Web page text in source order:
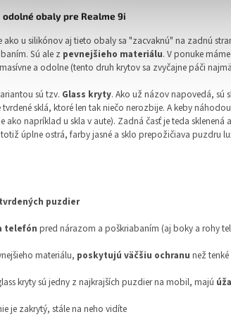
odolné obaly pre Realme 9i
ako u silikónov aj tieto obaly sa "zacvaknú" na zadnú
Sú ale z pevnejšieho materiálu. V ponuke
a odolne (tento druh krytov sa zvyčajne páči
sú tzv. Glass kryty. Ako už názov napovedá, sú
tvrdené sklá, ktoré len tak niečo nerozbije. A keby
ako napríklad u skla v aute). Zadná časť je teda
úplne ostrá, farby jasné a sklo prepožičiava puzdru
puzdier
telefón pred nárazom a poškriabaním (aj boky a rohy
materiálu, poskytujú väčšiu ochranu než
kryty sú jedny z najkrajších puzdier na mobil, majú
je zakrytý, stále na neho vidíte